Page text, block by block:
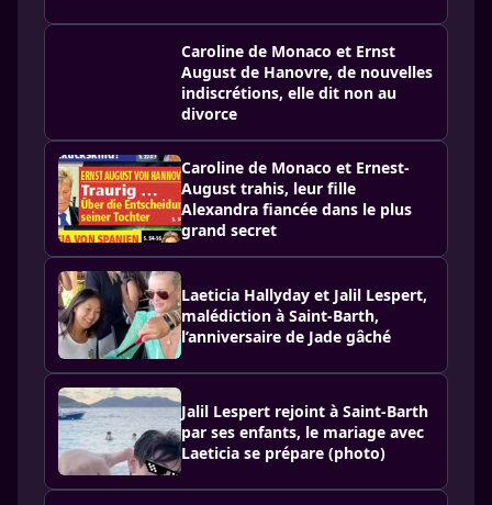
Caroline de Monaco et Ernst
August de Hanovre, de nouvelles
indiscrétions, elle dit non au
divorce
Caroline de Monaco et Ernest-
August trahis, leur fille
Alexandra fiancée dans le plus
grand secret
Laeticia Hallyday et Jalil Lespert,
malédiction à Saint-Barth,
l’anniversaire de Jade gâché
Jalil Lespert rejoint à Saint-Barth
par ses enfants, le mariage avec
Laeticia se prépare (photo)